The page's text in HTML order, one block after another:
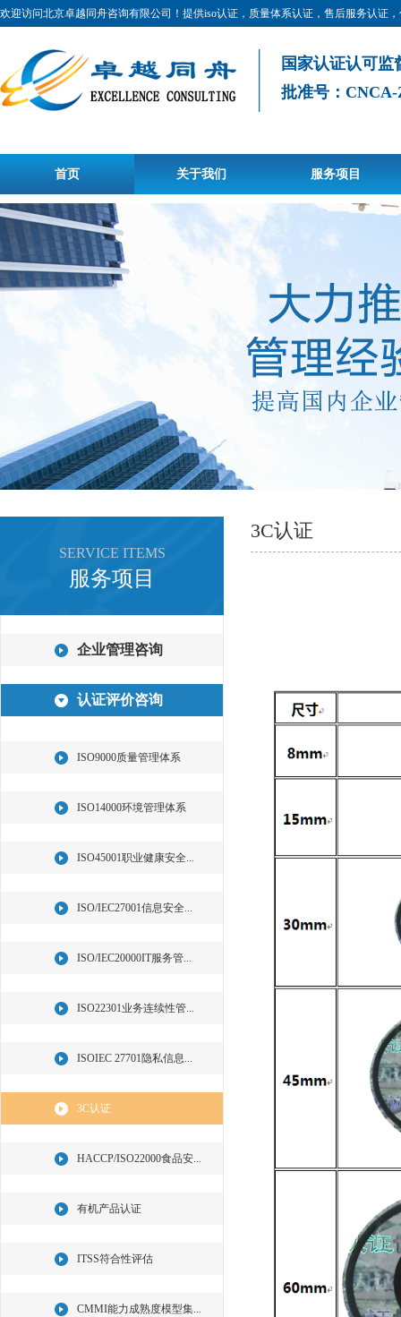
欢迎访问北京卓越同舟咨询有限公司！提供iso认证，质量体系认证，售后服务认证
国家认证认可
批准号：CNCA-
首页 关于我们 服务项目
SERVICE ITEMS
服务项目
企业管理咨询
认证评价咨询
ISO9000质量管理体系
ISO14000环境管理体系
ISO45001职业健康安全...
ISO/IEC27001信息安全...
ISO/IEC20000IT服务管...
ISO22301业务连续性管...
ISOIEC 27701隐私信息...
3C认证
HACCP/ISO22000食品安...
有机产品认证
ITSS符合性评估
CMMI能力成熟度模型集...
3C认证